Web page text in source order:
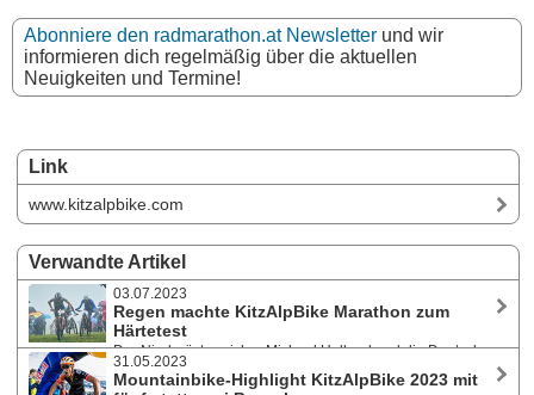
Link
www.kitzalpbike.com
Verwandte Artikel
03.07.2023
Regen machte KitzAlpBike Marathon zum
Härtetest
Der Niederösterreicher Michael Holland und die Deutsche
Gloria Baier-Hänsel gewannen die Ultra-Distanz bei der 27. Auflage
des KitzAlpBike am 1. Juli 2023. Lokalmatador siegt beim VAUDE
31.05.2023
Mountainbike-Highlight KitzAlpBike 2023 mit
Abonniere den radmarathon.at Newsletter und wir
informieren dich regelmäßig über die aktuellen
Neuigkeiten und Termine!